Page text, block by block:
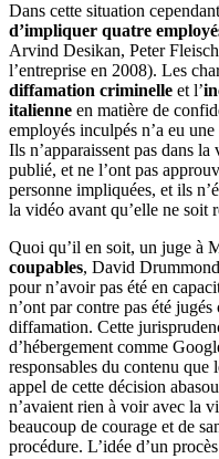
Dans cette situation
d’impliquer quatre
Arvind Desikan, Peter
l’entreprise en 2008). Les
diffamation criminelle et l’
italienne en matière de
employés inculpés n’a eu
Ils n’apparaissent pas dans
publié, et ne l’ont pas
personne impliquées, et ils
la vidéo avant qu’elle ne soit
Quoi qu’il en soit, un juge à
coupables, David
pour n’avoir pas été en
n’ont par contre pas été
diffamation. Cette
d’hébergement comme
responsables du contenu
appel de cette décision
n’avaient rien à voir avec la
beaucoup de courage et de
procédure. L’idée d’un